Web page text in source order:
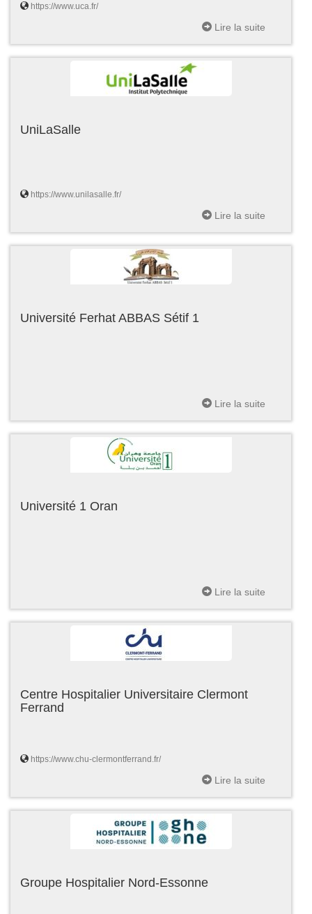
https://www.uca.fr/
Lire la suite
UniLaSalle
https://www.unilasalle.fr/
Lire la suite
Université Ferhat ABBAS Sétif 1
Lire la suite
Université 1 Oran
Lire la suite
Centre Hospitalier Universitaire Clermont
Ferrand
https://www.chu-clermontferrand.fr/
Lire la suite
Groupe Hospitalier Nord-Essonne